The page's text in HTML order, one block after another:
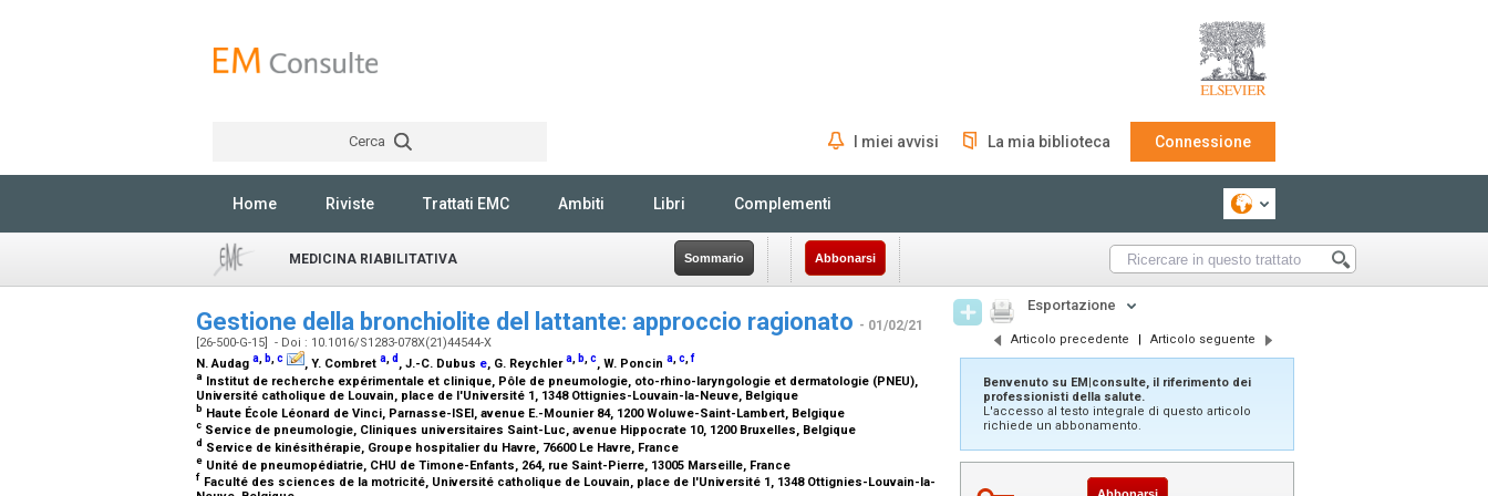
Cerca I miei avvisi La mia biblioteca Connessione
Home Riviste Trattati EMC Ambiti Libri Complementi
MEDICINA RIABILITATIVA Sommario Abbonarsi
Gestione della bronchiolite del lattante: approccio ragionato - 01/02/21
[26-500-G-15] - Doi : 10.1016/S1283-078X(21)44544-X
N. Audag a, b,c , Y. Combret a,d , J.-C. Dubus e, G. Reychlera, b,c, W. Poncin a,c,f
a Institut de recherche expérimentale et clinique, Pôle de pneumologie, oto-rhino-laryngologie et dermatologie (PNEU),
Université catholique de Louvain, place de l'Université 1, 1348 Ottignies-Louvain-la-Neuve, Belgique
b Haute École Léonard de Vinci, Parnasse-ISEI, avenue E.-Mounier 84, 1200 Woluwe-Saint-Lambert, Belgique
c Service de pneumologie, Cliniques universitaires Saint-Luc, avenue Hippocrate 10, 1200 Bruxelles, Belgique
d Service de kinésithérapie, Groupe hospitalier du Havre, 76600 Le Havre, France
e Unité de pneumopédiatrie, CHU de Timone-Enfants, 264, rue Saint-Pierre, 13005 Marseille, France
f Faculté des sciences de la motricité, Université catholique de Louvain, place de l'Université 1, 1348 Ottignies-Louvain-la-
Esportazione
Articolo precedente | Articolo seguente
Benvenuto su EM|consulte, il riferimento dei
professionisti della salute.
L'accesso al testo integrale di questo articolo
richiede un abbonamento.